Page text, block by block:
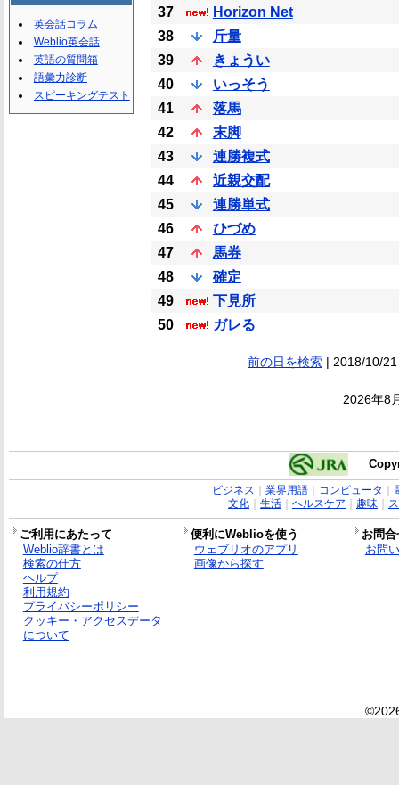
37
Horizon Net
38
斤量
39
きょうい
40
いっそう
41
落馬
42
末脚
43
連勝複式
44
近親交配
45
連勝単式
46
ひづめ
47
馬券
48
確定
49
下見所
50
ガレる
前の日を検索| 2018/10/
2026年8
英会話コラム
Weblio英会話
英語の質問箱
語彙力診断
スピーキングテスト
ビジネス 業界用語｜ コンピュータ
文化｜ 生活｜ ヘルスケア 趣味｜
ご利用にあたって 便利にWeblioを使う
お問
Weblio辞書とは
検索の仕方
ヘルプ
利用規約
プライバシーポリシー
クッキー・アクセスデータ
について
ウェブリオのアプリ
画像から探す
お問